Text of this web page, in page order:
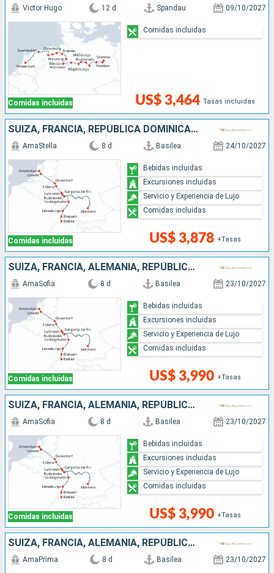
Comidas incluidas
Victor Hugo 12 d Spandau 09/10/2027
US$ 3,464 Tasas incluidas
Comidas incluidas
SUIZA, FRANCIA, REPÚBLICA DOMINICANA, ALEMANIA, PAISES BAJOS
Comidas incluidas
AmaStella 8 d Basilea 24/10/2027
US$ 3,878 +Tasas
Bebidas incluidas
Excursiones incluidas
Servicio y Experiencia de Lujo
Comidas incluidas
SUIZA, FRANCIA, ALEMANIA, REPÚBLICA DOMINICANA, PAISES BAJOS
Comidas incluidas
AmaSofia 8 d Basilea 23/10/2027
US$ 3,990 +Tasas
Bebidas incluidas
Excursiones incluidas
Servicio y Experiencia de Lujo
Comidas incluidas
SUIZA, FRANCIA, ALEMANIA, REPÚBLICA DOMINICANA, PAISES BAJOS
Comidas incluidas
AmaSofia 8 d Basilea 23/10/2027
US$ 3,990 +Tasas
Bebidas incluidas
Excursiones incluidas
Servicio y Experiencia de Lujo
Comidas incluidas
SUIZA, FRANCIA, ALEMANIA, REPÚBLICA DOMINICANA, PAISES BAJOS
AmaPrima 8 d Basilea 23/10/2027